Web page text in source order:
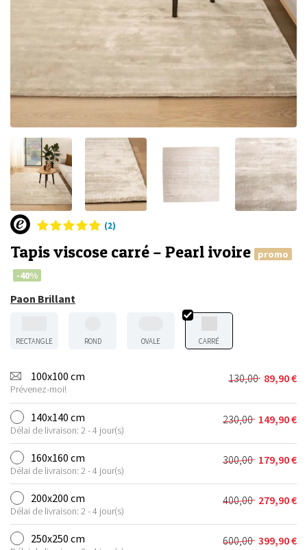
(2)
Tapis viscose carré – Pearl ivoire
promo
-40%
Paon Brillant
RECTANGLE ROND OVALE CARRÉ
100x100 cm
Prévenez-moi!
130,00
Le
prix
initial
était :
130,00 €.
89,90€
Le
prix
actuel
est :
89,90 €.
140x140 cm
Délai de livraison: 2 - 4 jour(s)
230,00
Le
prix
initial
était :
230,00 €.
149,90€
Le
prix
actuel
est :
149,90 €.
160x160 cm
Délai de livraison: 2 - 4 jour(s)
300,00
Le
prix
initial
était :
300,00 €.
179,90€
Le
prix
actuel
est :
179,90 €.
200x200 cm
Délai de livraison: 2 - 4 jour(s)
400,00
Le
prix
initial
279,90€
Le
prix
actuel
250x250 cm 600,00 399,90€